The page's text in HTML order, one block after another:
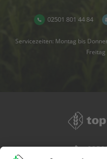
02501 801 44 84
Servicezeiten: Montag bis